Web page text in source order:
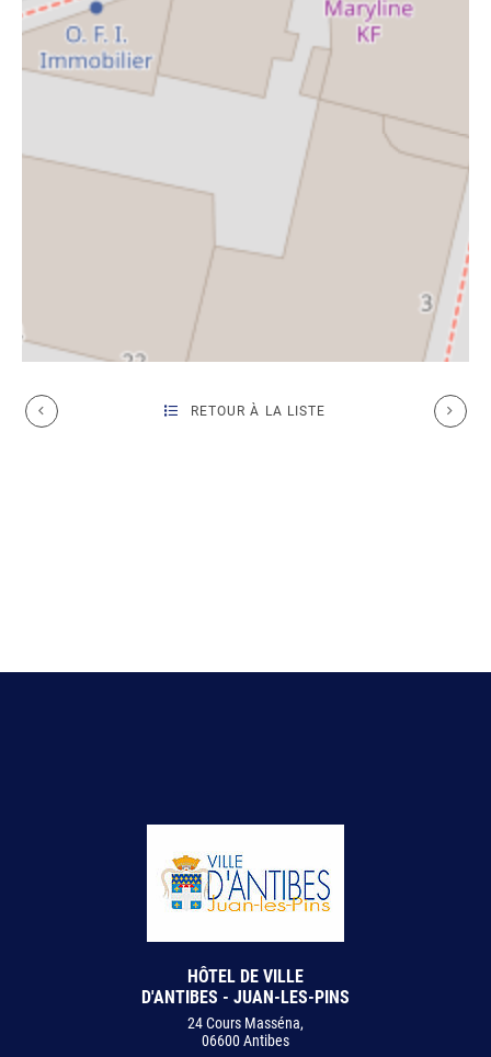
RETOUR À LA LISTE
HÔTEL DE VILLE
D'ANTIBES - JUAN-LES-PINS
24 Cours Masséna,
06600 Antibes